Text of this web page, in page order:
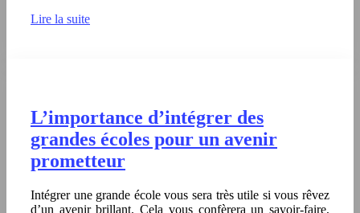
Lire la suite
L’importance d’intégrer des
grandes écoles pour un avenir
prometteur
Intégrer une grande école vous sera très utile si vous rêvez
d’un avenir brillant. Cela vous confèrera un savoir-faire,